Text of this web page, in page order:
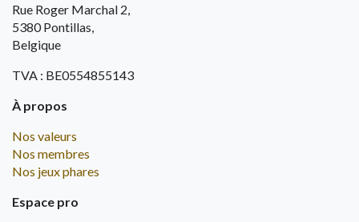
Rue Roger Marchal 2,
5380 Pontillas,
Belgique
TVA : BE0554855143
À propos
Nos valeurs
Nos membres
Nos jeux phares
Espace pro